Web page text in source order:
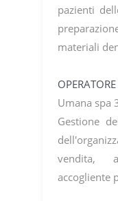
pazienti
materiali
Umana spa
Gestione
vendita,
accogliente